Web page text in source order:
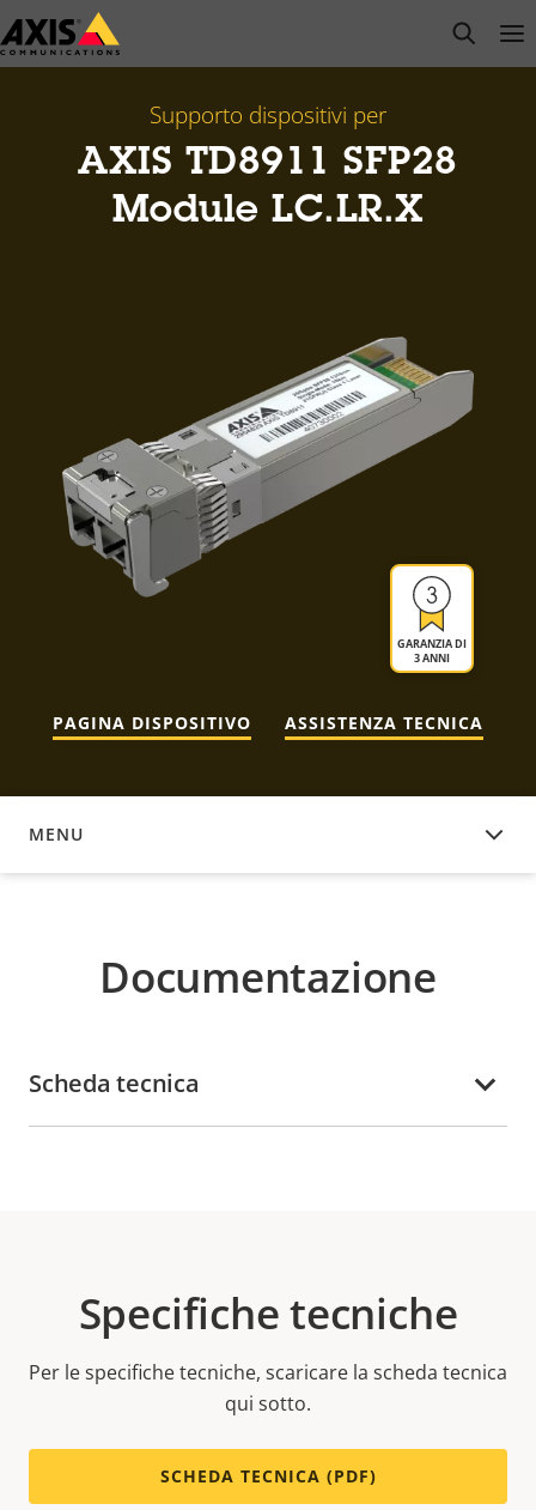
Salta
al
open
Supporto dispositivi per
AXIS TD8911 SFP28
Module LC.LR.X
GARANZIA DI
3 ANNI
PAGINA DISPOSITIVO ASSISTENZA TECNICA
MENU
DOCUMENTAZIONE
Documentazione
Scheda tecnica
Specifiche tecniche
Per le specifiche tecniche, scaricare la scheda tecnica
qui sotto.
SCHEDA TECNICA (PDF)